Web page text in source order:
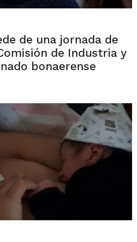
de una jornada de
de Industria y
bonaerense